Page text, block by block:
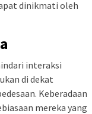
dinikmati oleh
interaksi
di dekat
Keberadaan
mereka yang